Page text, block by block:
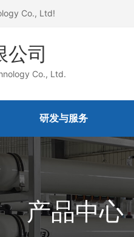
Co., Ltd!
公司
Co., Ltd.
研发与服务
产品中心